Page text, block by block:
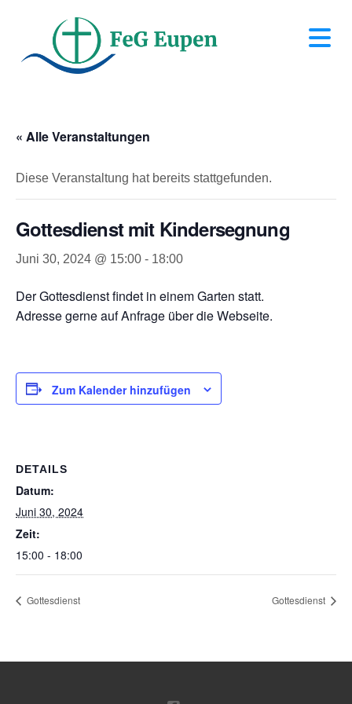
« Alle Veranstaltungen
Diese Veranstaltung hat bereits stattgefunden.
Gottesdienst mit Kindersegnung
Juni 30, 2024 @ 15:00 - 18:00
Der Gottesdienst findet in einem Garten statt.
Adresse gerne auf Anfrage über die Webseite.
Zum Kalender hinzufügen
DETAILS
Datum:
Juni 30, 2024
Zeit:
15:00 - 18:00
Gottesdienst Gottesdienst